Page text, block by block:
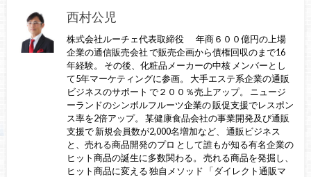
西村公児
株式会社ルーチェ代表取締役 年商６００億円の上場
企業の通信販売会社 で販売企画から債権回収のまで16
年経験。 その後、化粧品メーカーの中核 メンバーとし
て5年マーケティングに参画。 大手エステ系企業の通販
ビジネスのサポート で２００％売上アップ。 ニュージ
ーランドのシンボルフルーツ企業の 販促支援でレスポン
ス率を2倍アップ。 某健康食品会社の事業開発及び通販
支援で 新規会員数が2,000名増加など、 通販ビジネス
と、売れる商品開発のプロ として誰もが知る有名企業の
ヒット商品の誕生に多数関わる。 売れる商品を発掘し、
ヒット商品に変える 独自メソッド 「ダイレクト通販マ